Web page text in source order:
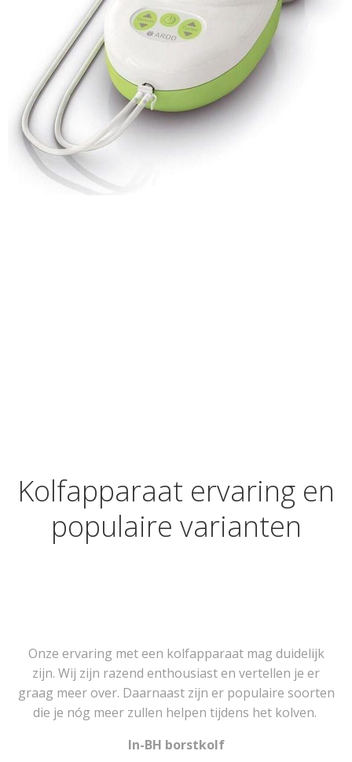
Kolfapparaat ervaring en
populaire varianten
Onze ervaring met een kolfapparaat mag duidelijk
zijn. Wij zijn razend enthousiast en vertellen je er
graag meer over. Daarnaast zijn er populaire soorten
die je nóg meer zullen helpen tijdens het kolven.
In-BH borstkolf